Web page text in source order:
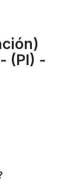
(PI) -